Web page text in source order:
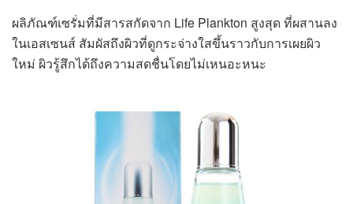
ผลิภัณฑ์เซรั่มที่มีสารสกัดจาก Life Plankton สูงสุด ที่ผสานลง
ในเอสเซนส์ สัมผัสถึงผิวที่ดูกระจ่างใสขึ้นราวกับการเผยผิว
ใหม่ ผิวรู้สึกได้ถึงความสดชื่นโดยไม่เหนอะหนะ